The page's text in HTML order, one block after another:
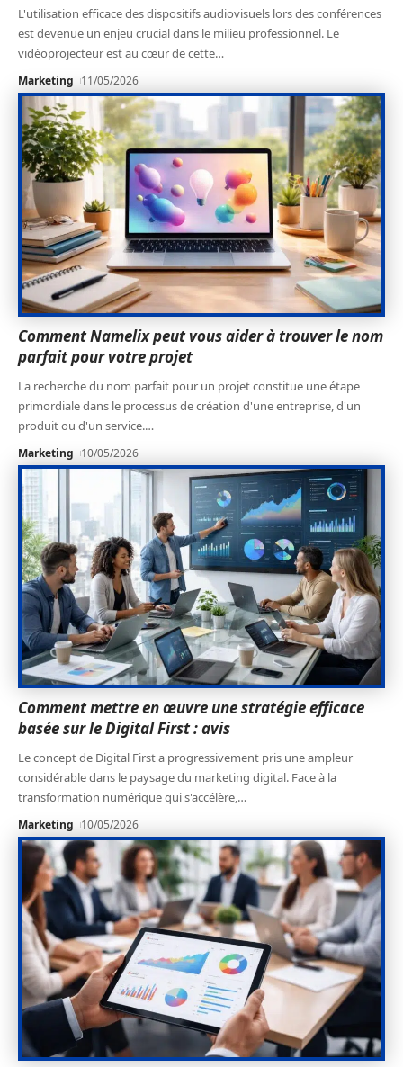
L'utilisation efficace des dispositifs audiovisuels lors des conférences
est devenue un enjeu crucial dans le milieu professionnel. Le
vidéoprojecteur est au cœur de cette…
Marketing 11/05/2026
Comment Namelix peut vous aider à trouver le nom
parfait pour votre projet
La recherche du nom parfait pour un projet constitue une étape
primordiale dans le processus de création d'une entreprise, d'un
produit ou d'un service.…
Marketing 10/05/2026
Comment mettre en œuvre une stratégie efficace
basée sur le Digital First : avis
Le concept de Digital First a progressivement pris une ampleur
considérable dans le paysage du marketing digital. Face à la
transformation numérique qui s'accélère,…
Marketing 10/05/2026